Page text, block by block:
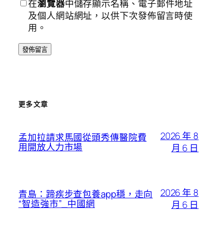
在瀏覽器中儲存顯示名稱、電子郵件地址
及個人網站網址，以供下次發佈留言時使
用。
更多文章
孟加拉請求馬國從頭秀傳醫院費
用開放人力市場
2026 年 8
月 6 日
青島：蹄疾步查包養app穩，走向
“智造強市”_中國網
2026 年 8
月 6 日